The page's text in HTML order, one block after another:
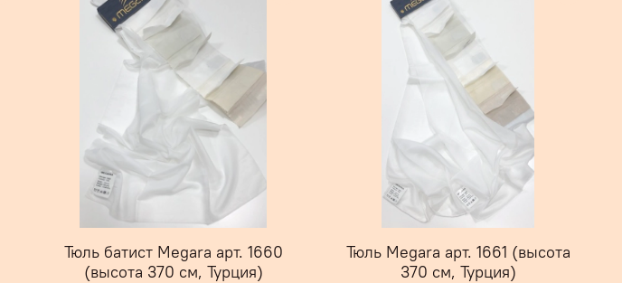
Тюль батист Megara арт. 1660
(высота 370 см, Турция)
Тюль Megara арт. 1661 (высота
370 см, Турция)